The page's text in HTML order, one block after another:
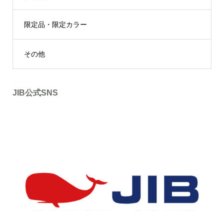
限定品・限定カラー
その他
JIB公式SNS